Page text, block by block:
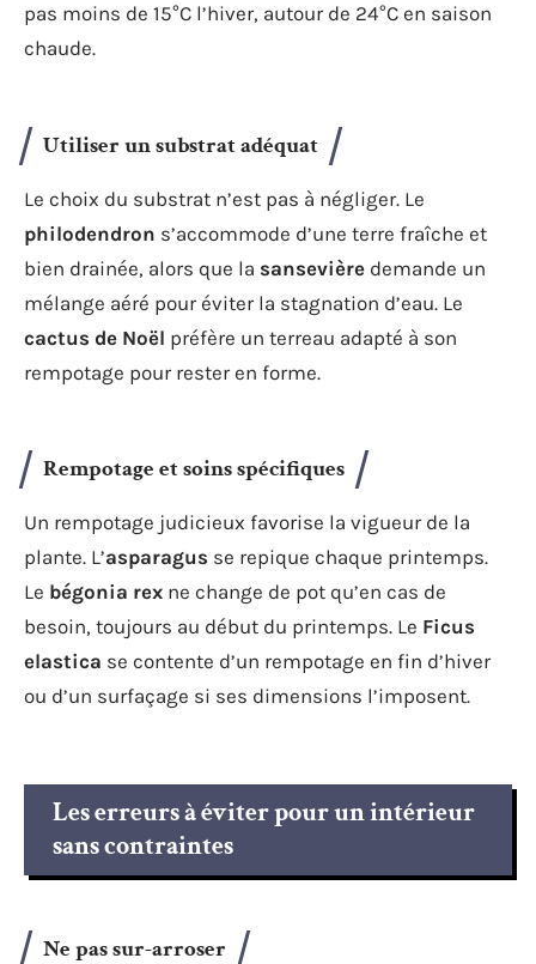
pas moins de 15°C l’hiver, autour de 24°C en saison
chaude.
Utiliser un substrat adéquat
Le choix du substrat n’est pas à négliger. Le
philodendron s’accommode d’une terre fraîche et
bien drainée, alors que la sansevière demande un
mélange aéré pour éviter la stagnation d’eau. Le
cactus de Noël préfère un terreau adapté à son
rempotage pour rester en forme.
Rempotage et soins spécifiques
Un rempotage judicieux favorise la vigueur de la
plante. L’asparagus se repique chaque printemps.
Le bégonia rex ne change de pot qu’en cas de
besoin, toujours au début du printemps. Le Ficus
elastica se contente d’un rempotage en fin d’hiver
ou d’un surfaçage si ses dimensions l’imposent.
Les erreurs à éviter pour un intérieur
sans contraintes
Ne pas sur-arroser